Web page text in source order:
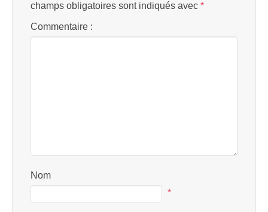
champs obligatoires sont indiqués avec *
Commentaire :
Nom
*